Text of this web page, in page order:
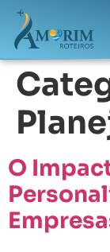
O